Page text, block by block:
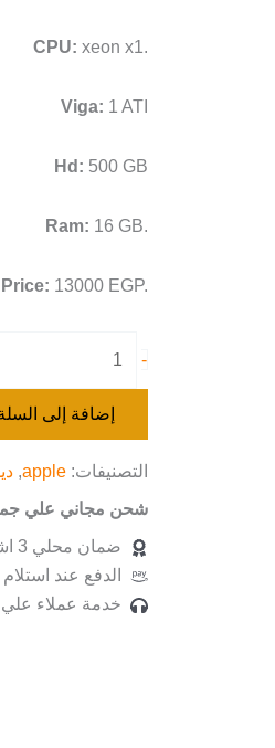
CPU: xeon x1.
Viga: 1 ATI
Hd: 500 GB
Ram: 16 GB.
Price: 13000 EGP.
-
إضافة إلى
التصنيفات: apple
,
شحن مجاني علي
ضمان محلي 3 اشهر
الدفع عند استلام
خدمة عملاء